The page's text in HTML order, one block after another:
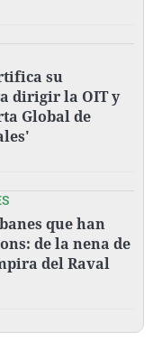
su
dirigir la OIT y
Global de
que han
de la nena de
del Raval